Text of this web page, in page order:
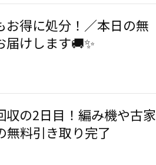
お得に処分！／本日の無
けします🚚✨
収の2日目！編み機や古家
無料引き取り完了